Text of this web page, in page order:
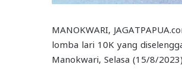
MANOKWARI,
lomba lari 10K yang
Manokwari, Selasa (15/8/2023).